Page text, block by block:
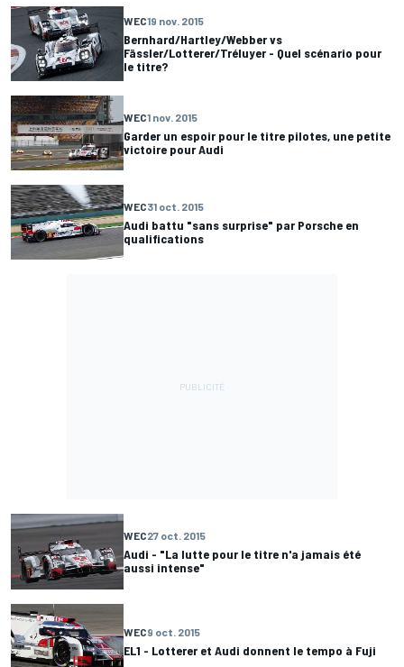
WEC19 nov. 2015
Bernhard/Hartley/Webber vs
Fässler/Lotterer/Tréluyer - Quel scénario pour
le titre?
WEC1 nov. 2015
Garder un espoir pour le titre pilotes, une petite
victoire pour Audi
WEC31 oct. 2015
Audi battu "sans surprise" par Porsche en
qualifications
WEC27 oct. 2015
Audi - "La lutte pour le titre n'a jamais été
aussi intense"
WEC9 oct. 2015
EL1 - Lotterer et Audi donnent le tempo à Fuji